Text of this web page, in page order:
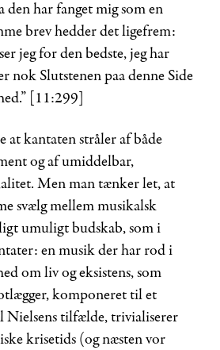
har fanget mig som en
brev hedder det ligefrem:
jeg for den bedste, jeg har
nok Slutstenen paa denne Side
[11:299]
at kantaten stråler af både
og af umiddelbar,
Men man tænker let, at
svælg mellem musikalsk
umuligt budskab, som i
en musik der har rod i
om liv og eksistens, som
komponeret til et
Nielsens tilfælde, trivialiserer
krisetids (og næsten vor